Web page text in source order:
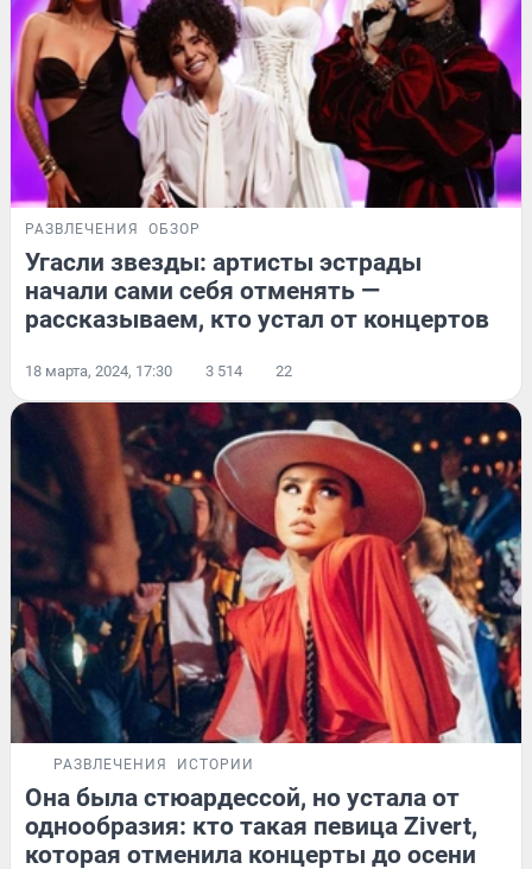
РАЗВЛЕЧЕНИЯ ОБЗОР
Угасли звезды: артисты эстрады
начали сами себя отменять —
рассказываем, кто устал от концертов
18 марта, 2024, 17:30 3 514 22
РАЗВЛЕЧЕНИЯ ИСТОРИИ
Она была стюардессой, но устала от
однообразия: кто такая певица Zivert,
которая отменила концерты до осени